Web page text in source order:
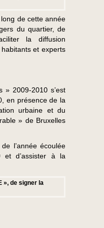
de cette année
du quartier, de
la diffusion
et experts
» 2009-2010 s’est
en présence de la
urbaine et du
» de Bruxelles
l’année écoulée
et d’assister à la
», de signer la